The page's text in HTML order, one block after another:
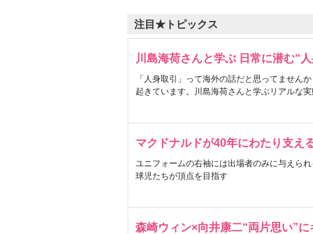
注目★トピックス
川島海荷さんと学ぶ 日常に潜む“
「人身取引」って海外の話だと思ってません
起きています。川島海荷さんと学ぶリアルな
マクドナルドが40年にわたり支え
ユニフォームの右袖には出場者のみに与えら
球児たちが頂点を目指す
森崎ウィン×向井康二“両片思い”